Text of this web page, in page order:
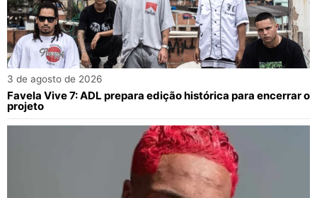
3 de agosto de 2026
Favela Vive 7: ADL prepara edição histórica para encerrar o
projeto